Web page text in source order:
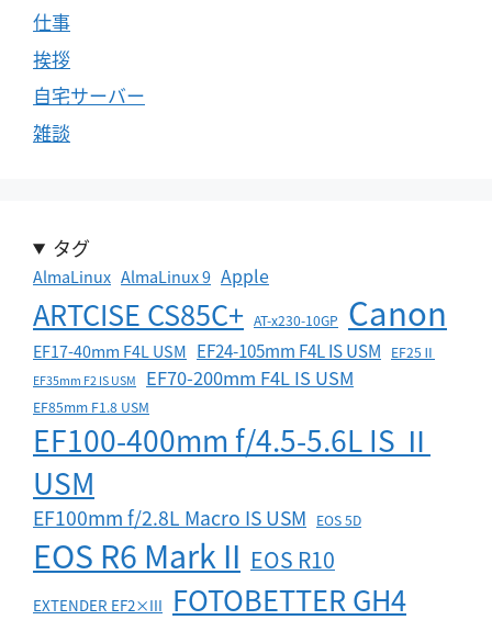
仕事
挨拶
自宅サーバー
雑談
タグ
AlmaLinux AlmaLinux 9 Apple
ARTCISE CS85C+ AT-x230-10GP Canon
EF17-40mm F4L USM EF24-105mm F4L IS USM EF25Ⅱ
EF35mm F2 IS USM EF70-200mm F4L IS USM
EF85mm F1.8 USM
EF100-400mm f/4.5-5.6L IS Ⅱ
USM
EF100mm f/2.8L Macro IS USM EOS 5D
EOS R6 Mark II EOS R10
EXTENDER EF2×III FOTOBETTER GH4